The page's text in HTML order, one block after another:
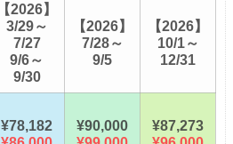
【2026】
3/29～
7/27
9/6～
9/30
【2026】
7/28～
9/5
【2026】
10/1～
12/31
¥78,182
¥90,000
¥87,273